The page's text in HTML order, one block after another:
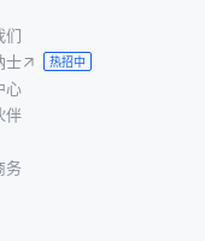
们
士
热招中
心
伴
务